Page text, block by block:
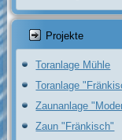
Projekte
Toranlage Mühle
Toranlage
Zaunanlage
Zaun "Fränkisch"